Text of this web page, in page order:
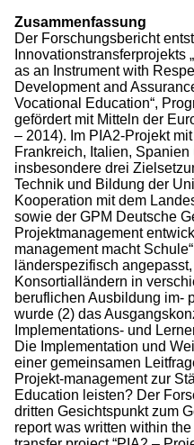
Zusammenfassung
Der Forschungsbericht
Innovationstransferprojekts
as an Instrument with
Development and
Vocational Education“,
gefördert mit Mitteln der
– 2014). Im PIA2-Projekt
Frankreich, Italien,
insbesondere drei
Technik und Bildung der
Kooperation mit dem
sowie der GPM Deutsche
Projektmanagement
management macht
länderspezifisch
Konsortialländern in
beruflichen Ausbildung im-
wurde (2) das
Implementations- und
Die Implementation und
einer gemeinsamen
Projekt-management zur
Education leisten? Der
dritten Gesichtspunkt zum
report was written within